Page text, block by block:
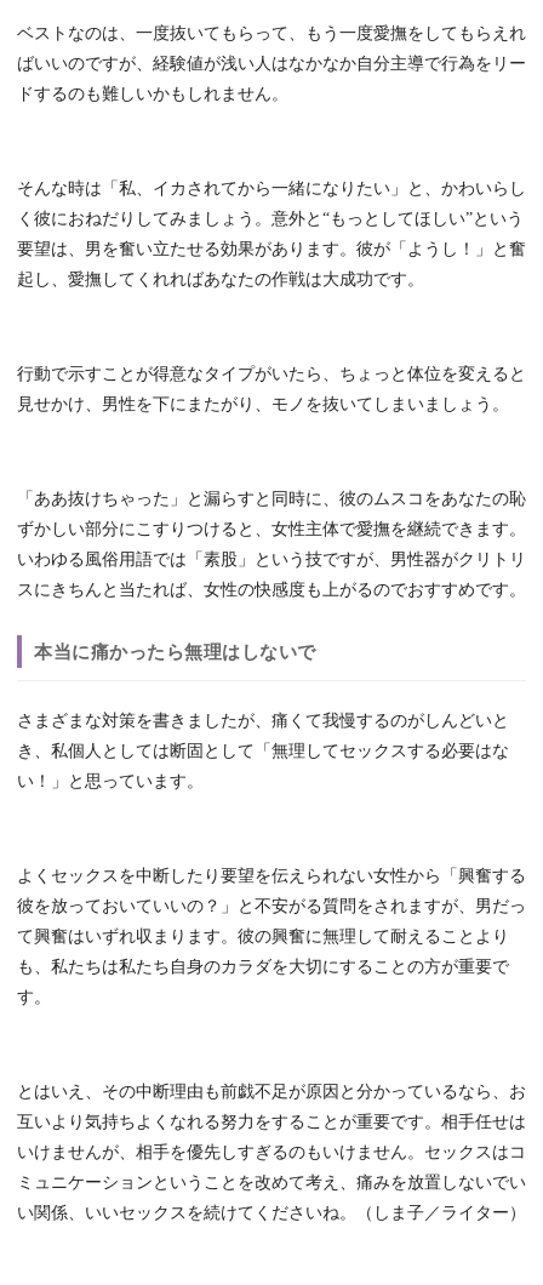
ベストなのは、一度抜いてもらって、もう一度愛撫をしてもらえれ
ばいいのですが、経験値が浅い人はなかなか自分主導で行為をリー
ドするのも難しいかもしれません。
そんな時は「私、イカされてから一緒になりたい」と、かわいらし
く彼におねだりしてみましょう。意外と“もっとしてほしい”という
要望は、男を奮い立たせる効果があります。彼が「ようし！」と奮
起し、愛撫してくれればあなたの作戦は大成功です。
行動で示すことが得意なタイプがいたら、ちょっと体位を変えると
見せかけ、男性を下にまたがり、モノを抜いてしまいましょう。
「ああ抜けちゃった」と漏らすと同時に、彼のムスコをあなたの恥
ずかしい部分にこすりつけると、女性主体で愛撫を継続できます。
いわゆる風俗用語では「素股」という技ですが、男性器がクリトリ
スにきちんと当たれば、女性の快感度も上がるのでおすすめです。
本当に痛かったら無理はしないで
さまざまな対策を書きましたが、痛くて我慢するのがしんどいと
き、私個人としては断固として「無理してセックスする必要はな
い！」と思っています。
よくセックスを中断したり要望を伝えられない女性から「興奮する
彼を放っておいていいの？」と不安がる質問をされますが、男だっ
て興奮はいずれ収まります。彼の興奮に無理して耐えることより
も、私たちは私たち自身のカラダを大切にすることの方が重要で
す。
とはいえ、その中断理由も前戯不足が原因と分かっているなら、お
互いより気持ちよくなれる努力をすることが重要です。相手任せは
いけませんが、相手を優先しすぎるのもいけません。セックスはコ
ミュニケーションということを改めて考え、痛みを放置しないでい
い関係、いいセックスを続けてくださいね。（しま子／ライター）